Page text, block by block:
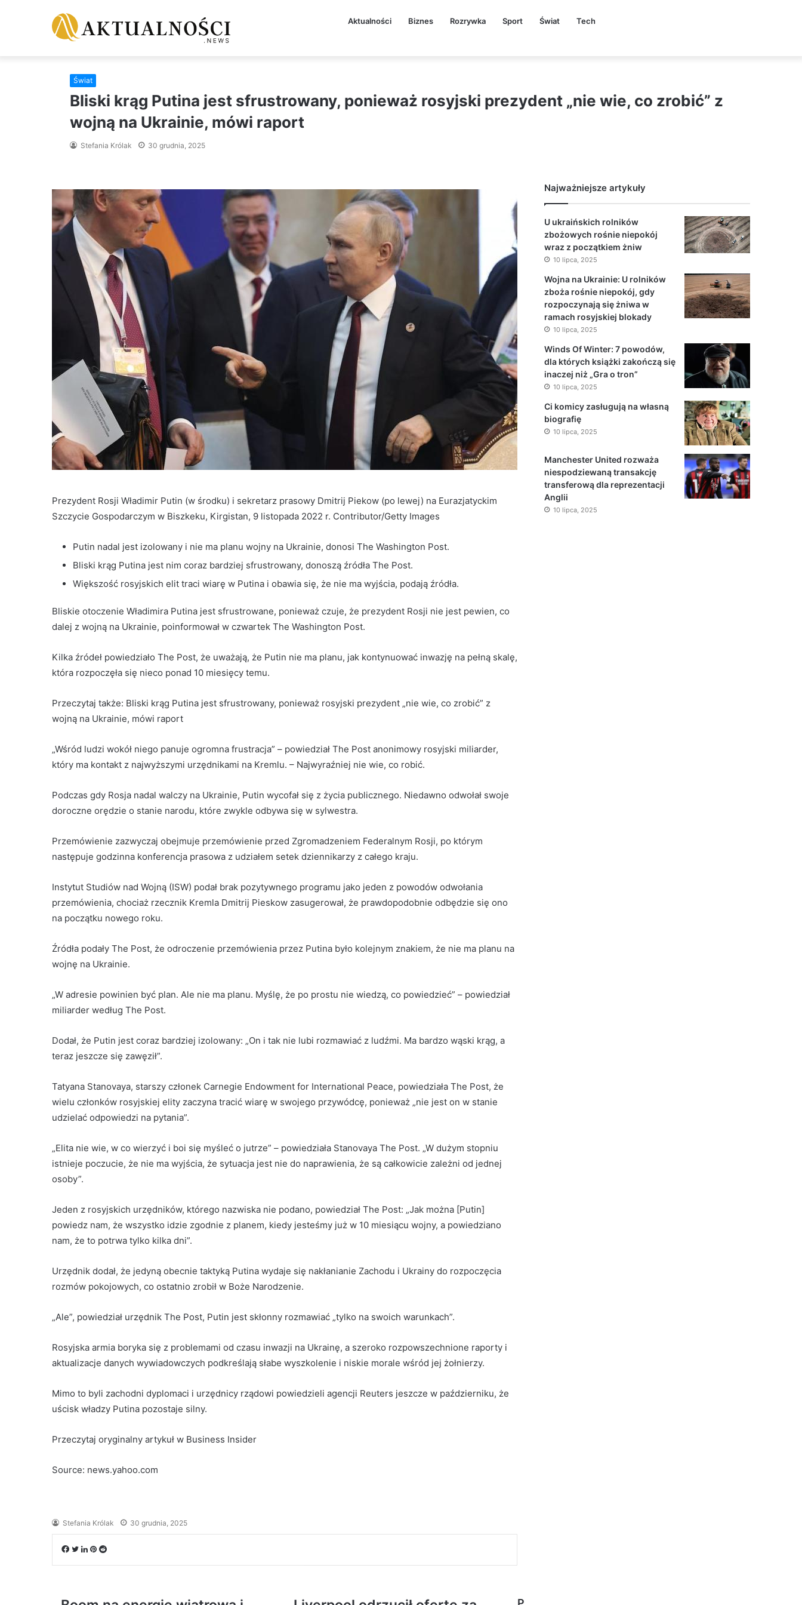
Aktualności Biznes Rozrywka Sport Świat Tech
Świat
Bliski krąg Putina jest sfrustrowany, ponieważ rosyjski prezydent „nie wie, co zrobić” z
wojną na Ukrainie, mówi raport
Stefania Królak 30 grudnia, 2025
Prezydent Rosji Władimir Putin (w środku) i sekretarz prasowy Dmitrij Piekow (po lewej) na Eurazjatyckim
Szczycie Gospodarczym w Biszkeku, Kirgistan, 9 listopada 2022 r. Contributor/Getty Images
Putin nadal jest izolowany i nie ma planu wojny na Ukrainie, donosi The Washington Post.
Bliski krąg Putina jest nim coraz bardziej sfrustrowany, donoszą źródła The Post.
Większość rosyjskich elit traci wiarę w Putina i obawia się, że nie ma wyjścia, podają źródła.
Bliskie otoczenie Władimira Putina jest sfrustrowane, ponieważ czuje, że prezydent Rosji nie jest pewien, co
dalej z wojną na Ukrainie, poinformował w czwartek The Washington Post.
Kilka źródeł powiedziało The Post, że uważają, że Putin nie ma planu, jak kontynuować inwazję na pełną skalę,
która rozpoczęła się nieco ponad 10 miesięcy temu.
Przeczytaj także: Bliski krąg Putina jest sfrustrowany, ponieważ rosyjski prezydent „nie wie, co zrobić” z
wojną na Ukrainie, mówi raport
„Wśród ludzi wokół niego panuje ogromna frustracja” – powiedział The Post anonimowy rosyjski miliarder,
który ma kontakt z najwyższymi urzędnikami na Kremlu. – Najwyraźniej nie wie, co robić.
Podczas gdy Rosja nadal walczy na Ukrainie, Putin wycofał się z życia publicznego. Niedawno odwołał swoje
doroczne orędzie o stanie narodu, które zwykle odbywa się w sylwestra.
Przemówienie zazwyczaj obejmuje przemówienie przed Zgromadzeniem Federalnym Rosji, po którym
następuje godzinna konferencja prasowa z udziałem setek dziennikarzy z całego kraju.
Instytut Studiów nad Wojną (ISW) podał brak pozytywnego programu jako jeden z powodów odwołania
przemówienia, chociaż rzecznik Kremla Dmitrij Pieskow zasugerował, że prawdopodobnie odbędzie się ono
na początku nowego roku.
Źródła podały The Post, że odroczenie przemówienia przez Putina było kolejnym znakiem, że nie ma planu na
wojnę na Ukrainie.
„W adresie powinien być plan. Ale nie ma planu. Myślę, że po prostu nie wiedzą, co powiedzieć” – powiedział
miliarder według The Post.
Dodał, że Putin jest coraz bardziej izolowany: „On i tak nie lubi rozmawiać z ludźmi. Ma bardzo wąski krąg, a
teraz jeszcze się zawęził”.
Tatyana Stanovaya, starszy członek Carnegie Endowment for International Peace, powiedziała The Post, że
wielu członków rosyjskiej elity zaczyna tracić wiarę w swojego przywódcę, ponieważ „nie jest on w stanie
udzielać odpowiedzi na pytania”.
„Elita nie wie, w co wierzyć i boi się myśleć o jutrze” – powiedziała Stanovaya The Post. „W dużym stopniu
istnieje poczucie, że nie ma wyjścia, że ​​sytuacja jest nie do naprawienia, że ​​są całkowicie zależni od jednej
osoby”.
Jeden z rosyjskich urzędników, którego nazwiska nie podano, powiedział The Post: „Jak można [Putin]
powiedz nam, że wszystko idzie zgodnie z planem, kiedy jesteśmy już w 10 miesiącu wojny, a powiedziano
nam, że to potrwa tylko kilka dni”.
Urzędnik dodał, że jedyną obecnie taktyką Putina wydaje się nakłanianie Zachodu i Ukrainy do rozpoczęcia
rozmów pokojowych, co ostatnio zrobił w Boże Narodzenie.
„Ale”, powiedział urzędnik The Post, Putin jest skłonny rozmawiać „tylko na swoich warunkach”.
Rosyjska armia boryka się z problemami od czasu inwazji na Ukrainę, a szeroko rozpowszechnione raporty i
aktualizacje danych wywiadowczych podkreślają słabe wyszkolenie i niskie morale wśród jej żołnierzy.
Mimo to byli zachodni dyplomaci i urzędnicy rządowi powiedzieli agencji Reuters jeszcze w październiku, że
uścisk władzy Putina pozostaje silny.
Przeczytaj oryginalny artykuł w Business Insider
Source: news.yahoo.com
Stefania Królak 30 grudnia, 2025
Facebook
Twitter
LinkedIn
Pinterest
Reddit
Najważniejsze artykuły
U ukraińskich rolników
zbożowych rośnie niepokój
wraz z początkiem żniw
10 lipca, 2025
Wojna na Ukrainie: U rolników
zboża rośnie niepokój, gdy
rozpoczynają się żniwa w
ramach rosyjskiej blokady
10 lipca, 2025
Winds Of Winter: 7 powodów,
dla których książki zakończą się
inaczej niż „Gra o tron”
10 lipca, 2025
Ci komicy zasługują na własną
biografię
10 lipca, 2025
Manchester United rozważa
niespodziewaną transakcję
transferową dla reprezentacji
Anglii
10 lipca, 2025